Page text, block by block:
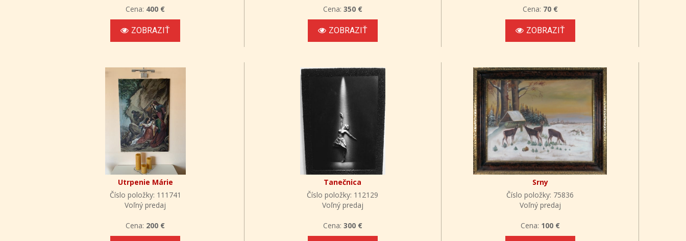
Cena: 400 €
ZOBRAZIŤ
Cena: 350 €
ZOBRAZIŤ
Cena: 70 €
ZOBRAZIŤ
Utrpenie Márie
Číslo položky: 111741
Voľný predaj
Cena: 200 €
Tanečnica
Číslo položky: 112129
Voľný predaj
Cena: 300 €
Srny
Číslo položky: 75836
Voľný predaj
Cena: 100 €